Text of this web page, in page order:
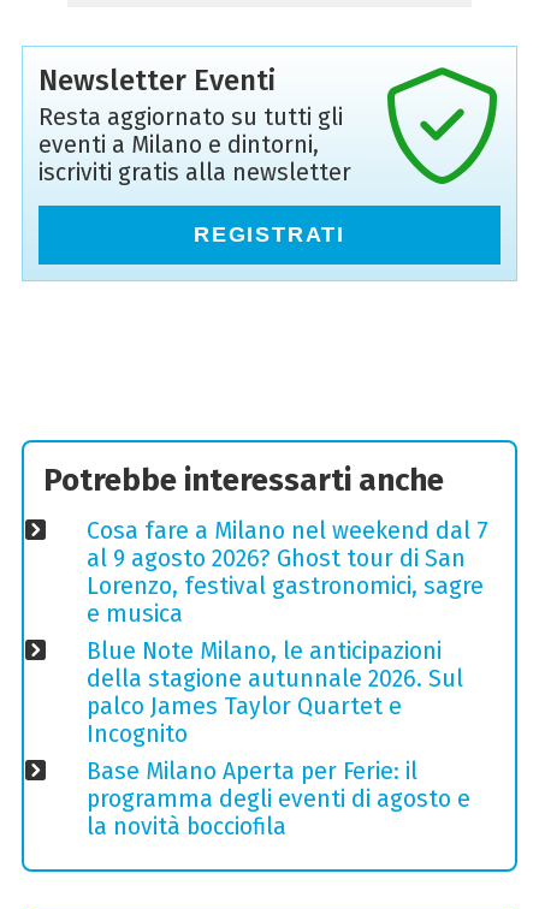
Newsletter Eventi
Resta aggiornato su tutti gli
eventi a Milano e dintorni,
iscriviti gratis alla newsletter
REGISTRATI
Potrebbe interessarti anche
Cosa fare a Milano nel weekend dal 7
al 9 agosto 2026? Ghost tour di San
Lorenzo, festival gastronomici, sagre
e musica
Blue Note Milano, le anticipazioni
della stagione autunnale 2026. Sul
palco James Taylor Quartet e
Incognito
Base Milano Aperta per Ferie: il
programma degli eventi di agosto e
la novità bocciofila